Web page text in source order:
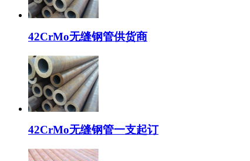
42CrMo无缝钢管供货商
42CrMo无缝钢管一支起订